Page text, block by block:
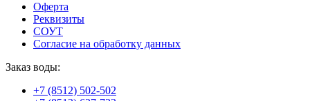
Оферта
Реквизиты
СОУТ
Согласие на обработку данных
Заказ воды:
+7 (8512) 502-502